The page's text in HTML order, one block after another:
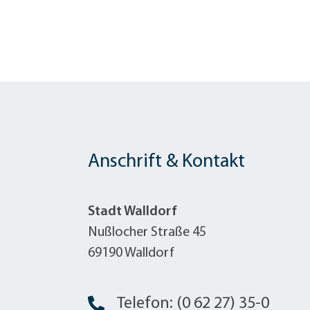
Anschrift & Kontakt
Stadt Walldorf
Nußlocher Straße 45
69190 Walldorf
Telefon: (0 62 27) 35-0